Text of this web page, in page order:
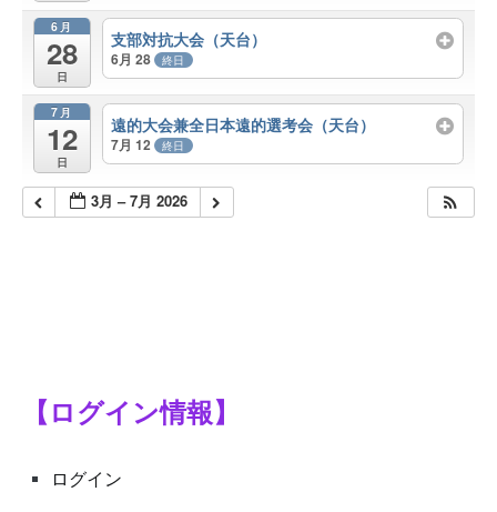
6月
28
日
支部対抗大会（天台）
6月 28 終日
7月
12
日
遠的大会兼全日本遠的選考会（天台）
7月 12 終日
3月 – 7月 2026
【ログイン情報】
ログイン